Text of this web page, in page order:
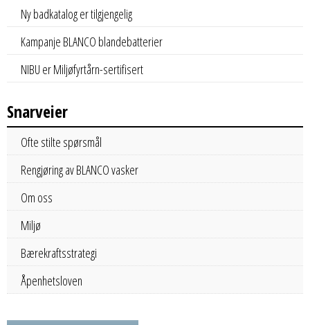
Ny badkatalog er tilgjengelig
Kampanje BLANCO blandebatterier
NIBU er Miljøfyrtårn-sertifisert
Snarveier
Ofte stilte spørsmål
Rengjøring av BLANCO vasker
Om oss
Miljø
Bærekraftsstrategi
Åpenhetsloven